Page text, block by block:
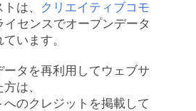
は、
クリエイティブコモ
イセンスでオープンデータ
います。
ータを再利用してウェブサ
は、
のクレジットを掲載して